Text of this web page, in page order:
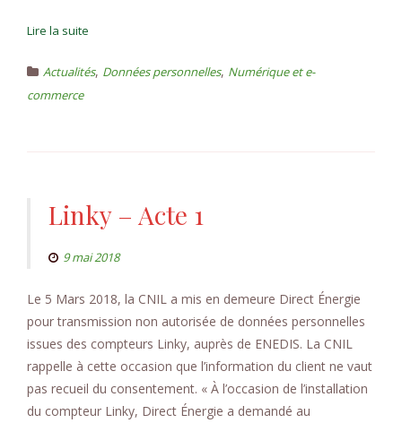
Lire la suite
Actualités, Données personnelles, Numérique et e-
commerce
Linky – Acte 1
9 mai 2018
Le 5 Mars 2018, la CNIL a mis en demeure Direct Énergie
pour transmission non autorisée de données personnelles
issues des compteurs Linky, auprès de ENEDIS. La CNIL
rappelle à cette occasion que l’information du client ne vaut
pas recueil du consentement. « À l’occasion de l’installation
du compteur Linky, Direct Énergie a demandé au